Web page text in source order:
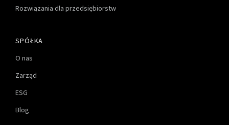
Rozwiązania dla przedsiębiorstw
SPÓŁKA
O nas
Zarząd
ESG
Blog